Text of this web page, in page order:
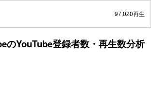
97,020再生
のYouTube登録者数・再生数分析